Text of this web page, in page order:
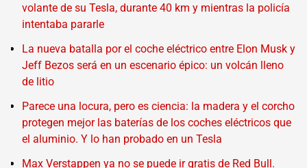
volante de su Tesla, durante 40 km y mientras la policía
intentaba pararle
La nueva batalla por el coche eléctrico entre Elon Musk y
Jeff Bezos será en un escenario épico: un volcán lleno
de litio
Parece una locura, pero es ciencia: la madera y el corcho
protegen mejor las baterías de los coches eléctricos que
el aluminio. Y lo han probado en un Tesla
Max Verstappen ya no se puede ir gratis de Red Bull.